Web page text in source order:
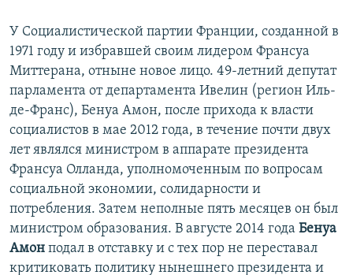
У Социалистической партии Франции, созданной в
1971 году и избравшей своим лидером Франсуа
Миттерана, отныне новое лицо. 49-летний депутат
парламента от департамента Ивелин (регион Иль-
де-Франс), Бенуа Амон, после прихода к власти
социалистов в мае 2012 года, в течение почти двух
лет являлся министром в аппарате президента
Франсуа Олланда, уполномоченным по вопросам
социальной экономии, солидарности и
потребления. Затем неполные пять месяцев он был
министром образования. В августе 2014 года Бенуа
Амон подал в отставку и с тех пор не переставал
критиковать политику нынешнего президента и